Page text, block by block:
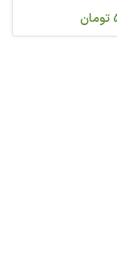
تومان